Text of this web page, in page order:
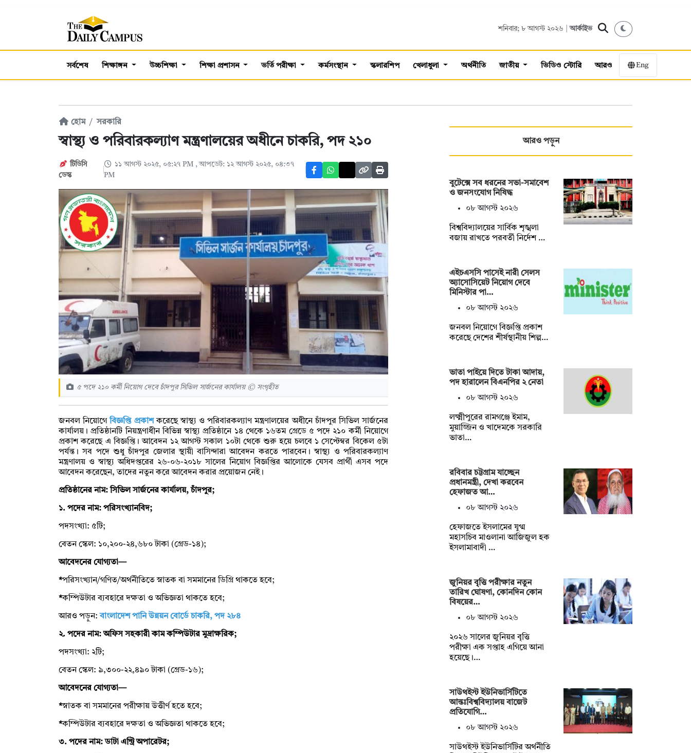
শনিবার; ৮ আগস্ট ২০২৬ |আর্কাইভ
সর্বশেষ শিক্ষাঙ্গন উচ্চশিক্ষা শিক্ষা প্রশাসন ভর্তি পরীক্ষা কর্মসংস্থান স্কলারশিপ খেলাধুলা অর্থনীতি জাতীয় ভিডিও স্টোরি আরও Eng
হোম সরকারি
স্বাস্থ্য ও পরিবারকল্যাণ মন্ত্রণালয়ের অধীনে চাকরি, পদ ২১০
টিডিসি
ডেস্ক
১১ আগস্ট ২০২৫, ০৫:২৭ PM , আপডেট: ১২ আগস্ট ২০২৫, ০৪:৩৭
PM
৫ পদে ২১০ কর্মী নিয়োগ দেবে চাঁদপুর সিভিল সার্জনের কার্যালয় © সংগৃহীত
জনবল নিয়োগেবিজ্ঞপ্তি প্রকাশকরেছে স্বাস্থ্য ও পরিবারকল্যাণ মন্ত্রণালয়ের অধীনে চাঁদপুর সিভিল সার্জনের
কার্যালয়। প্রতিষ্ঠানটি নিয়ন্ত্রণাধীন বিভিন্ন স্বাস্থ্য প্রতিষ্ঠানে ১৪ থেকে ১৬তম গ্রেডে ৫ পদে ২১০ কর্মী নিয়োগে
প্রকাশ করেছে এ বিজ্ঞপ্তি। আবেদন ১২ আগস্ট সকাল ১০টা থেকে শুরু হয়ে চলবে ১ সেপ্টেম্বর বিকেল ৫টা
পর্যন্ত। সব পদে শুধু চাঁদপুর জেলার স্থায়ী বাসিন্দারা আবেদন করতে পারবেন। স্বাস্থ্য ও পরিবারকল্যাণ
মন্ত্রণালয় ও স্বাস্থ্য অধিদপ্তরের ২৬-০৬-২০১৮ সালের নিয়োগ বিজ্ঞপ্তির আলোকে যেসব প্রার্থী এসব পদে
আবেদন করেছেন, তাদের নতুন করে আবেদন করার প্রয়োজন নেই।
প্রতিষ্ঠানের নাম: সিভিল সার্জনের কার্যালয়, চাঁদপুর;
১. পদের নাম: পরিসংখ্যানবিদ;
পদসংখ্যা: ৫টি;
বেতন স্কেল: ১০,২০০-২৪,৬৮০ টাকা (গ্রেড-১৪);
আবেদনের যোগ্যতা—
*পরিসংখ্যান/গণিত/অর্থনীতিতে স্নাতক বা সমমানের ডিগ্রি থাকতে হবে;
*কম্পিউটার ব্যবহারে দক্ষতা ও অভিজ্ঞতা থাকতে হবে;
আরও পড়ুন:বাংলাদেশ পানি উন্নয়ন বোর্ডে চাকরি, পদ ২৮৪
২. পদের নাম: অফিস সহকারী কাম কম্পিউটার মুদ্রাক্ষরিক;
পদসংখ্যা: ২টি;
বেতন স্কেল: ৯,৩০০-২২,৪৯০ টাকা (গ্রেড-১৬);
আবেদনের যোগ্যতা—
*স্নাতক বা সমমানের পরীক্ষায় উত্তীর্ণ হতে হবে;
*কম্পিউটার ব্যবহারে দক্ষতা ও অভিজ্ঞতা থাকতে হবে;
৩. পদের নাম: ডাটা এন্ট্রি অপারেটর;
আরও পড়ুন
বুটেক্সে সব ধরনের সভা-সমাবেশ
ও জনসংযোগ নিষিদ্ধ
০৮ আগস্ট ২০২৬
বিশ্ববিদ্যালয়ের সার্বিক শৃঙ্খলা
বজায় রাখতে পরবর্তী নির্দেশ …
এইচএসসি পাসেই নারী সেলস
অ্যাসোসিয়েট নিয়োগ দেবে
মিনিস্টার পা…
০৮ আগস্ট ২০২৬
জনবল নিয়োগে বিজ্ঞপ্তি প্রকাশ
করেছে দেশের শীর্ষস্থানীয় শিল্প…
ভাতা পাইয়ে দিতে টাকা আদায়,
পদ হারালেন বিএনপির ২ নেতা
০৮ আগস্ট ২০২৬
লক্ষ্মীপুরের রামগঞ্জে ইমাম,
মুয়াজ্জিন ও খাদেমকে সরকারি
ভাতা…
রবিবার চট্টগ্রাম যাচ্ছেন
প্রধানমন্ত্রী, দেখা করবেন
হেফাজত আ…
০৮ আগস্ট ২০২৬
হেফাজতে ইসলামের যুগ্ম
মহাসচিব মাওলানা আজিজুল হক
ইসলামাবাদী …
জুনিয়র বৃৃত্তি পরীক্ষার নতুন
তারিখ ঘোষণা, কোনদিন কোন
বিষয়ের…
০৮ আগস্ট ২০২৬
২০২৬ সালের জুনিয়র বৃত্তি
পরীক্ষা এক সপ্তাহ এগিয়ে আনা
হয়েছে।…
সাউথইস্ট ইউনিভার্সিটিতে
আন্তঃবিশ্ববিদ্যালয় বাজেট
প্রতিযোগি…
০৮ আগস্ট ২০২৬
সাউথইস্ট ইউনিভার্সিটির অর্থনীতি